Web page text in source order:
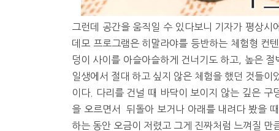
그런데 공간을 움직일 수 있다보니 기자가 평상
데모 프로그램은 히말라야를 등반하는 체험형 컨
덩이 사이를 아슬아슬하게 건너기도 하고, 높은
일생에서 절대 하고 싶지 않은 체험을 했던 것들
이다. 다리를 건널 때 바닥이 보이지 않는 깊은 구
을 오르면서 뒤돌아 보거나 아래를 내려다 봤을
하는 동안 오금이 저렸고 그게 진짜처럼 느껴질 만